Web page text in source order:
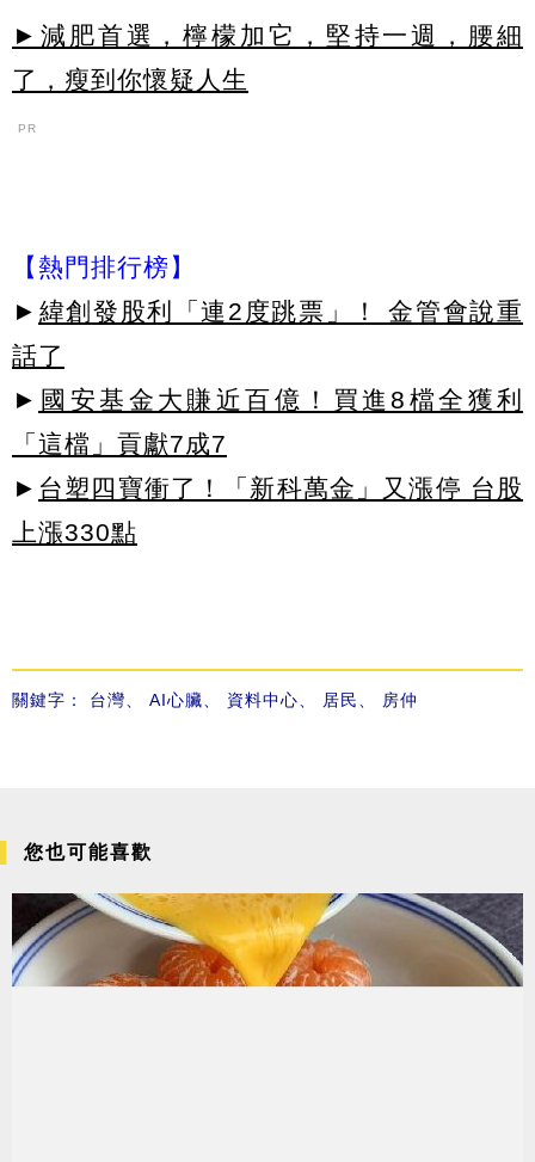
►減肥首選，檸檬加它，堅持一週，腰細
了，瘦到你懷疑人生
PR
【熱門排行榜】
► 緯創發股利「連2度跳票」！ 金管會說重
話了
► 國安基金大賺近百億！買進8檔全獲利
「這檔」貢獻7成7
► 台塑四寶衝了！「新科萬金」又漲停 台股
上漲330點
關鍵字： 台灣 AI心臟 資料中心 居民 房仲
您也可能喜歡